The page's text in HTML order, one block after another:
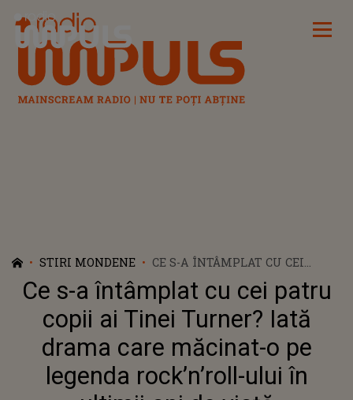
Radio Impuls
STIRI MONDENE
CE S-A ÎNTÂMPLAT CU CEI
PATRU COPII AI TINEI TURNER?
IATĂ DRAMA CARE MĂCINAT-O
PE LEGENDA ROCK’N’ROLL-ULUI
ÎN ULTIMII ANI DE VIAȚĂ
Ce s-a întâmplat cu cei patru
copii ai Tinei Turner? Iată
drama care măcinat-o pe
legenda rock’n’roll-ului în